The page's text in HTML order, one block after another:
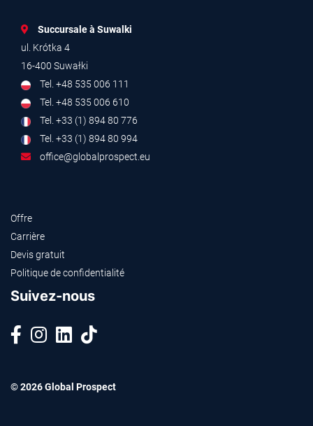
Succursale à Suwalki
ul. Krótka 4
16-400 Suwałki
Tel. +48 535 006 111
Tel. +48 535 006 610
Tel. +33 (1) 894 80 776
Tel. +33 (1) 894 80 994
office@globalprospect.eu
Offre
Carrière
Devis gratuit
Politique de confidentialité
Suivez-nous
© 2026 Global Prospect